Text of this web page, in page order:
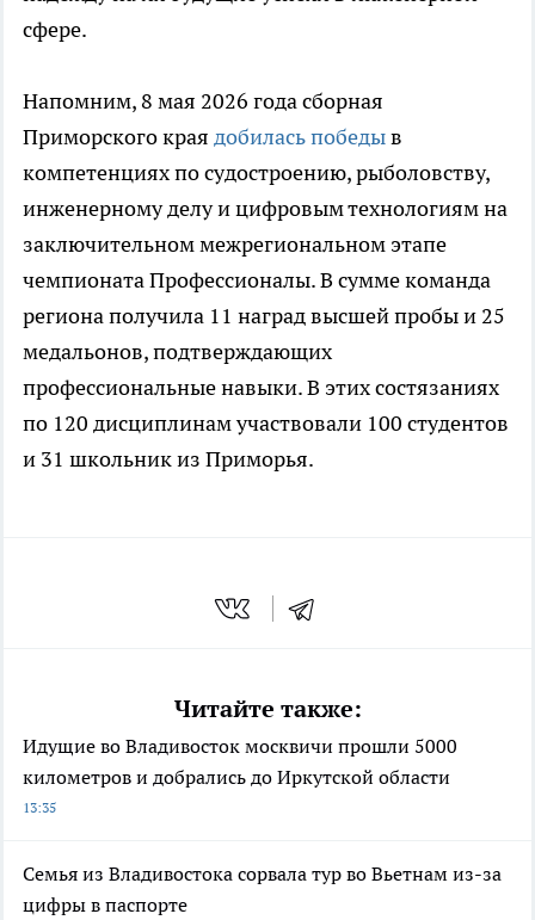
сфере.
Напомним, 8 мая 2026 года сборная
Приморского края добилась победыв
компетенциях по судостроению, рыболовству,
инженерному делу и цифровым технологиям на
заключительном межрегиональном этапе
чемпионата Профессионалы. В сумме команда
региона получила 11 наград высшей пробы и 25
медальонов, подтверждающих
профессиональные навыки. В этих состязаниях
по 120 дисциплинам участвовали 100 студентов
и 31 школьник из Приморья.
Читайте также:
Идущие во Владивосток москвичи прошли 5000
километров и добрались до Иркутской области
13:35
Семья из Владивостока сорвала тур во Вьетнам из-за
цифры в паспорте